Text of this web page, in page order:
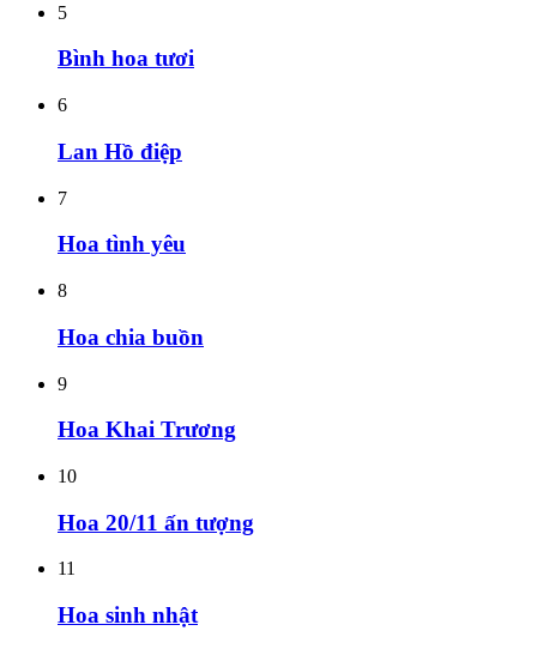
5
Bình hoa tươi
6
Lan Hồ điệp
7
Hoa tình yêu
8
Hoa chia buồn
9
Hoa Khai Trương
10
Hoa 20/11 ấn tượng
11
Hoa sinh nhật